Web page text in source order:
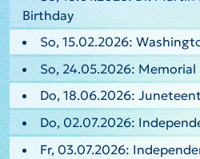
Birthday
So, 15.02.2026:
So, 24.05.2026: Memorial
Do, 18.06.2026:
Do, 02.07.2026:
Fr, 03.07.2026: